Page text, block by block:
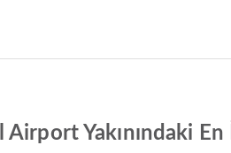
Yakınındaki En